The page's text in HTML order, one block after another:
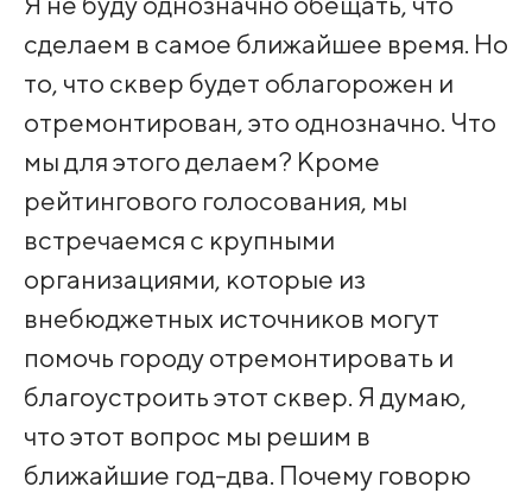
сделаем в самое ближайшее время. Но
то, что сквер будет облагорожен и
отремонтирован, это однозначно. Что
мы для этого делаем? Кроме
рейтингового голосования, мы
встречаемся с крупными
организациями, которые из
внебюджетных источников могут
помочь городу отремонтировать и
благоустроить этот сквер. Я думаю,
что этот вопрос мы решим в
ближайшие год-два. Почему говорю